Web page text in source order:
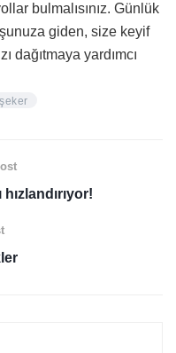
bulmalısınız. Günlük
giden, size keyif
dağıtmaya yardımcı
şeker